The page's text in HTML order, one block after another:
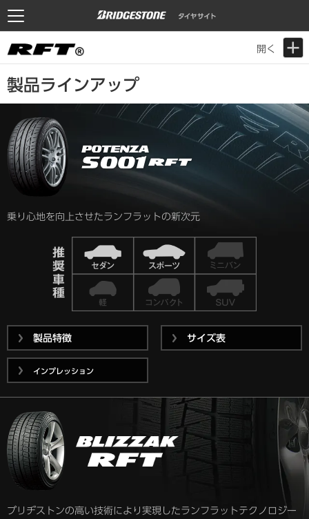
開く
製品ラインアップ
乗り心地を向上させたランフラットの新次元
製品特徴 サイズ表
インプレッション
ブリヂストンの高い技術により実現したランフラットテクノロジー